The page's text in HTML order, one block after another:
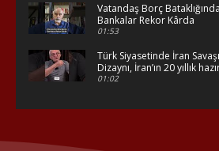
Vatandaş Borç
Bankalar Rekor Kârda
01:53
Türk Siyasetinde İran Savaşı
Dizaynı, İran’ın 20 yıllık
NATO kararları ve Hürmüz
01:02